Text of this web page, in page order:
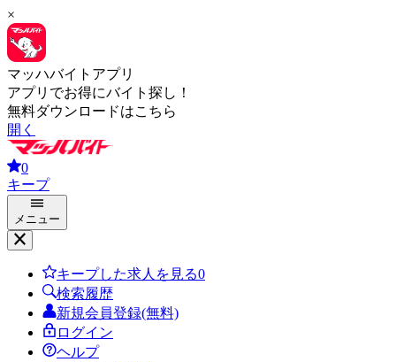
×
マッハバイトアプリ
アプリでお得にバイト探し！
無料ダウンロードはこちら
開く
0
キープ
メニュー
キープした求人を見る0
検索履歴
新規会員登録(無料)
ログイン
ヘルプ